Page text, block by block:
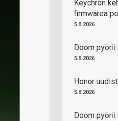
Keychron
firmwarea
5.8.2026
Doom
5.8.2026
Honor
5.8.2026
Doom pyörii